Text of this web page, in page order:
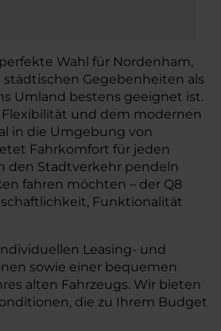
Wahl für Nordenham,
städtischen Gegebenheiten als
Umland bestens geeignet ist.
Flexibilität und dem modernen
in die Umgebung von
Fahrkomfort für jeden
den Stadtverkehr pendeln
fahren möchten – der Q8
Funktionalität
Leasing- und
sowie einer bequemen
alten Fahrzeugs. Wir bieten
die zu Ihrem Budget